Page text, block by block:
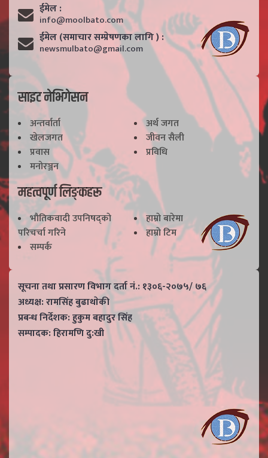
ईमेल :
info@moolbato.com
ईमेल (समाचार सम्प्रेषणका लागि ) :
newsmulbato@gmail.com
साइट नेभिगेसन
अन्तर्वार्ता
अर्थ जगत
खेलजगत
जीवन सैली
प्रवास
प्रविधि
मनोरञ्जन
महत्वपूर्ण लिङ्कहरू
भाैतिकवादी उपनिषद्काे
परिचर्चा गरिने
हाम्राे बारेमा
हाम्राे टिम
सम्पर्क
सूचना तथा प्रसारण विभाग दर्ता नं.: १३०६-२०७५/ ७६
अध्यक्ष: रामसिंह बुढाथाेकी
प्रबन्ध निर्देशक: हुकुम बहादुर सिंह
सम्पादक: हिरामणि दु:खी